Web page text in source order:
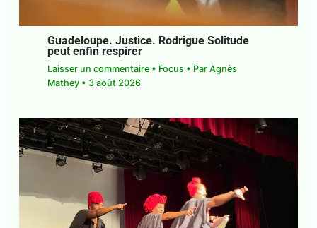
août 2026